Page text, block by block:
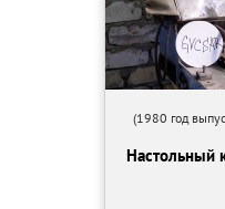
(1980 год
Настольный